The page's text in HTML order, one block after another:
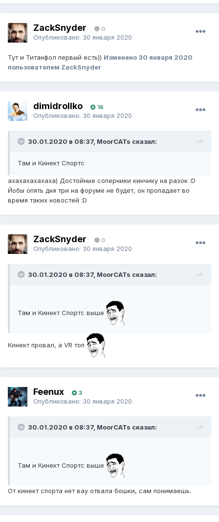
ZackSnyder 0
Опубликовано: 30 января 2020
Тут и Титанфол первый есть)) Изменено 30 января 2020
пользователем ZackSnyder
dimidrollko 16
Опубликовано: 30 января 2020
30.01.2020 в 08:37, MoorCATs сказал:
Там и Кинект Спортс
ахахахахахаха) Достойные соперники кинчику на разок :D
Йобы опять дня три на форуме не будет, он пропадает во
время таких новостей :D
ZackSnyder 0
Опубликовано: 30 января 2020
30.01.2020 в 08:37, MoorCATs сказал:
Там и Кинект Спортс выше
Кинект провал, а VR топ
Feenux 3
Опубликовано: 30 января 2020
30.01.2020 в 08:37, MoorCATs сказал:
Там и Кинект Спортс выше
От кинект спорта нет вау отвала бошки, сам понимаешь.